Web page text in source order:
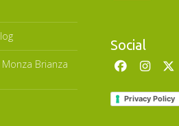
Brianza
Social
Privacy Policy